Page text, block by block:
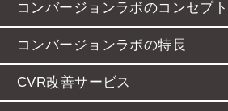
コンバージョンラボのコンセプト
コンバージョンラボの特長
CVR改善サービス